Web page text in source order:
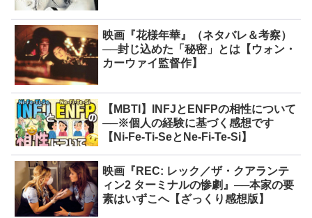
映画『花様年華』（ネタバレ＆考察）
──封じ込めた「秘密」とは【ウォン・
カーウァイ監督作】
【MBTI】INFJとENFPの相性について
──※個人の経験に基づく感想です
【Ni-Fe-Ti-SeとNe-Fi-Te-Si】
映画『REC: レック／ザ・クアランテ
ィン2 ターミナルの惨劇』──本家の要
素はいずこへ【ざっくり感想版】